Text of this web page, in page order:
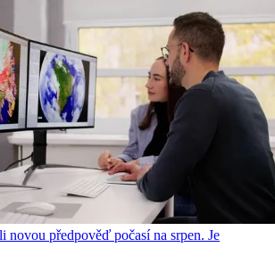
novou předpověď počasí na srpen. Je